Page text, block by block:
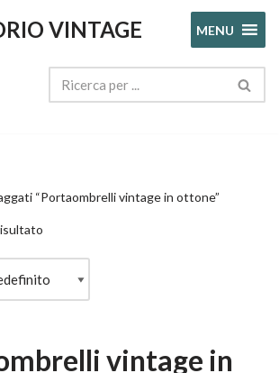
VINTAGE MENU
“Portaombrelli vintage in ottone”
vintage in